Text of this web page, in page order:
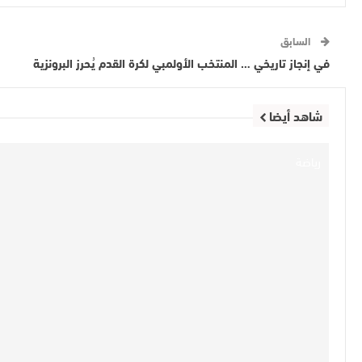
السابق
في إنجاز تاريخي … المنتخب الأولمبي لكرة القدم يُحرز البرونزية
شاهد أيضا